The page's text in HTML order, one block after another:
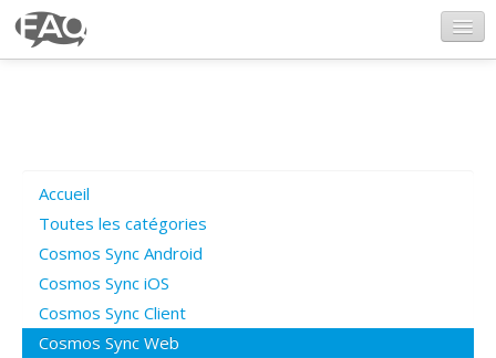
Poser une question
Questions ouvertes
Accueil
Toutes les catégories
Cosmos Sync Android
Cosmos Sync iOS
Cosmos Sync Client
Cosmos Sync Web